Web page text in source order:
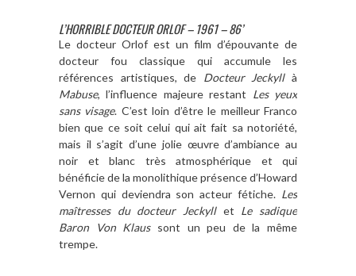
L’HORRIBLE DOCTEUR ORLOF – 1961 – 86’
Le docteur Orlof est un film d’épouvante de
docteur fou classique qui accumule les
références artistiques, de Docteur Jeckyllà
Mabuse, l’influence majeure restant Les yeux
sans visage. C’est loin d’être le meilleur Franco
bien que ce soit celui qui ait fait sa notoriété,
mais il s’agit d’une jolie œuvre d’ambiance au
noir et blanc très atmosphérique et qui
bénéficie de la monolithique présence d’Howard
Vernon qui deviendra son acteur fétiche. Les
maîtresses du docteur Jeckyllet Le sadique
Baron Von Klaussont un peu de la même
trempe.